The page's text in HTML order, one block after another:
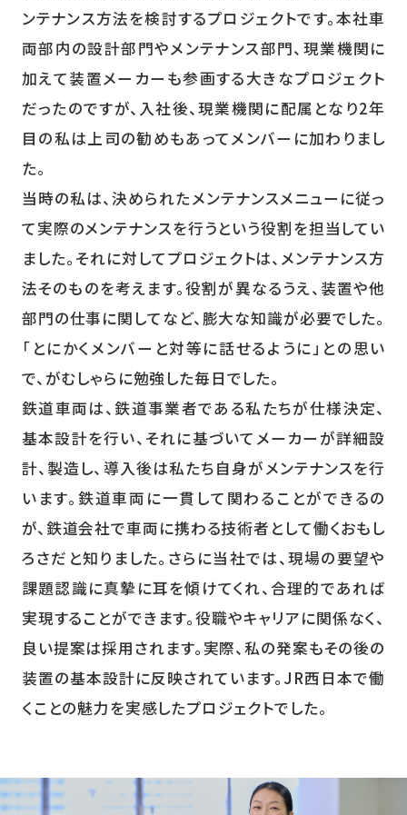
ンテナンス方法を検討するプロジェクトです。本社車
両部内の設計部門やメンテナンス部門、現業機関に
加えて装置メーカーも参画する大きなプロジェクト
だったのですが、入社後、現業機関に配属となり2年
目の私は上司の勧めもあってメンバーに加わりまし
た。
当時の私は、決められたメンテナンスメニューに従っ
て実際のメンテナンスを行うという役割を担当してい
ました。それに対してプロジェクトは、メンテナンス方
法そのものを考えます。役割が異なるうえ、装置や他
部門の仕事に関してなど、膨大な知識が必要でした。
「とにかくメンバーと対等に話せるように」との思い
で、がむしゃらに勉強した毎日でした。
鉄道車両は、鉄道事業者である私たちが仕様決定、
基本設計を行い、それに基づいてメーカーが詳細設
計、製造し、導入後は私たち自身がメンテナンスを行
います。鉄道車両に一貫して関わることができるの
が、鉄道会社で車両に携わる技術者として働くおもし
ろさだと知りました。さらに当社では、現場の要望や
課題認識に真摯に耳を傾けてくれ、合理的であれば
実現することができます。役職やキャリアに関係なく、
良い提案は採用されます。実際、私の発案もその後の
装置の基本設計に反映されています。JR西日本で働
くことの魅力を実感したプロジェクトでした。